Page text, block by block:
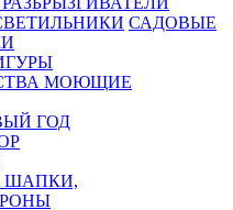
САДОВЫЕ
МОЮЩИЕ
ГОД